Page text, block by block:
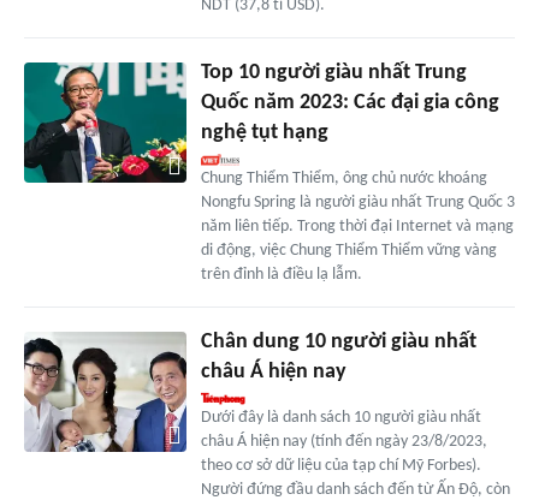
NDT (37,8 tỉ USD).
Top 10 người giàu nhất Trung
Quốc năm 2023: Các đại gia công
nghệ tụt hạng
Chung Thiểm Thiểm, ông chủ nước khoáng
Nongfu Spring là người giàu nhất Trung Quốc 3
năm liên tiếp. Trong thời đại Internet và mạng
di động, việc Chung Thiểm Thiểm vững vàng
trên đỉnh là điều lạ lẫm.
Chân dung 10 người giàu nhất
châu Á hiện nay
Dưới đây là danh sách 10 người giàu nhất
châu Á hiện nay (tính đến ngày 23/8/2023,
theo cơ sở dữ liệu của tạp chí Mỹ Forbes).
Người đứng đầu danh sách đến từ Ấn Độ, còn